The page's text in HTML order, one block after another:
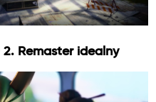
2. Remaster idealny